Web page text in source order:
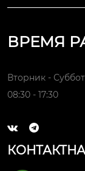
ВРЕМЯ
Вторник -
08:30 - 17:30
 